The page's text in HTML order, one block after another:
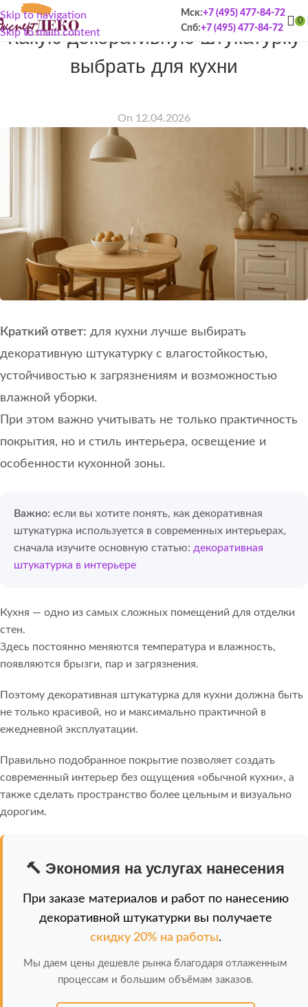
Skip to navigation
Skip to main content
Мск:+7 (495) 477-84-72
Спб:+7 (495) 477-84-72
0
Какую декоративную штукатурку
выбрать для кухни
On 12.04.2026
Краткий ответ: для кухни лучше выбирать
декоративную штукатурку с влагостойкостью,
устойчивостью к загрязнениям и возможностью
влажной уборки.
При этом важно учитывать не только практичность
покрытия, но и стиль интерьера, освещение и
особенности кухонной зоны.
Важно: если вы хотите понять, как декоративная
штукатурка используется в современных интерьерах,
сначала изучите основную статью: декоративная
штукатурка в интерьере
Кухня — одно из самых сложных помещений для отделки
стен.
Здесь постоянно меняются температура и влажность,
появляются брызги, пар и загрязнения.
Поэтому декоративная штукатурка для кухни должна быть
не только красивой, но и максимально практичной в
ежедневной эксплуатации.
Правильно подобранное покрытие позволяет создать
современный интерьер без ощущения «обычной кухни», а
также сделать пространство более цельным и визуально
дорогим.
🔨 Экономия на услугах нанесения
При заказе материалов и работ по нанесению
декоративной штукатурки вы получаете
скидку 20% на работы.
Мы даем цены дешевле рынка благодаря отлаженным
процессам и большим объёмам заказов.